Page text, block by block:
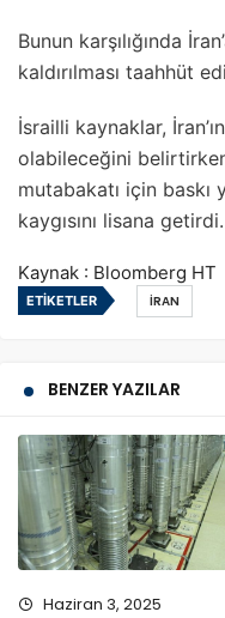
Bunun karşılığında
kaldırılması taahhüt
İsrailli kaynaklar,
olabileceğini
mutabakatı için baskı
kaygısını lisana getirdi.
Kaynak : Bloomberg HT
ETIKETLER İRAN
BENZER YAZILAR
Haziran 3, 2025